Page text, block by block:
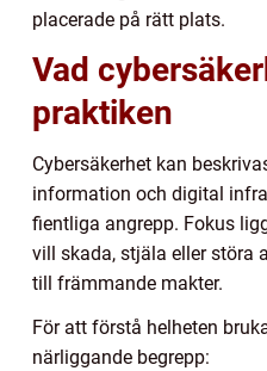
placerade på rätt plats.
Vad
praktiken
Cybersäkerhet kan
information och digital
fientliga angrepp. Fokus
vill skada, stjäla eller störa
till främmande makter.
För att förstå helheten
närliggande begrepp: